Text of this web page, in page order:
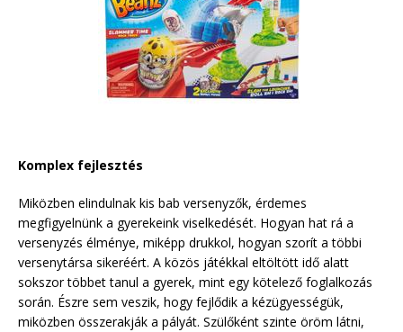
Komplex fejlesztés
Miközben elindulnak kis bab versenyzők, érdemes
megfigyelnünk a gyerekeink viselkedését. Hogyan hat rá a
versenyzés élménye, miképp drukkol, hogyan szorít a többi
versenytársa sikeréért. A közös játékkal eltöltött idő alatt
sokszor többet tanul a gyerek, mint egy kötelező foglalkozás
során. Észre sem veszik, hogy fejlődik a kézügyességük,
miközben összerakják a pályát. Szülőként szinte öröm látni,